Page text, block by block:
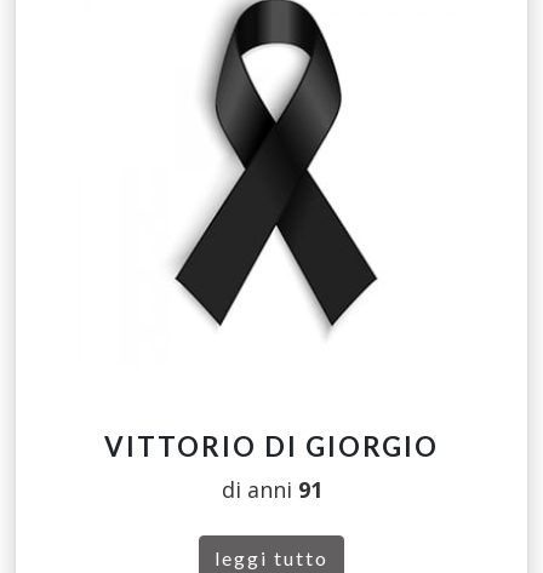
VITTORIO DI GIORGIO
di anni 91
leggi tutto